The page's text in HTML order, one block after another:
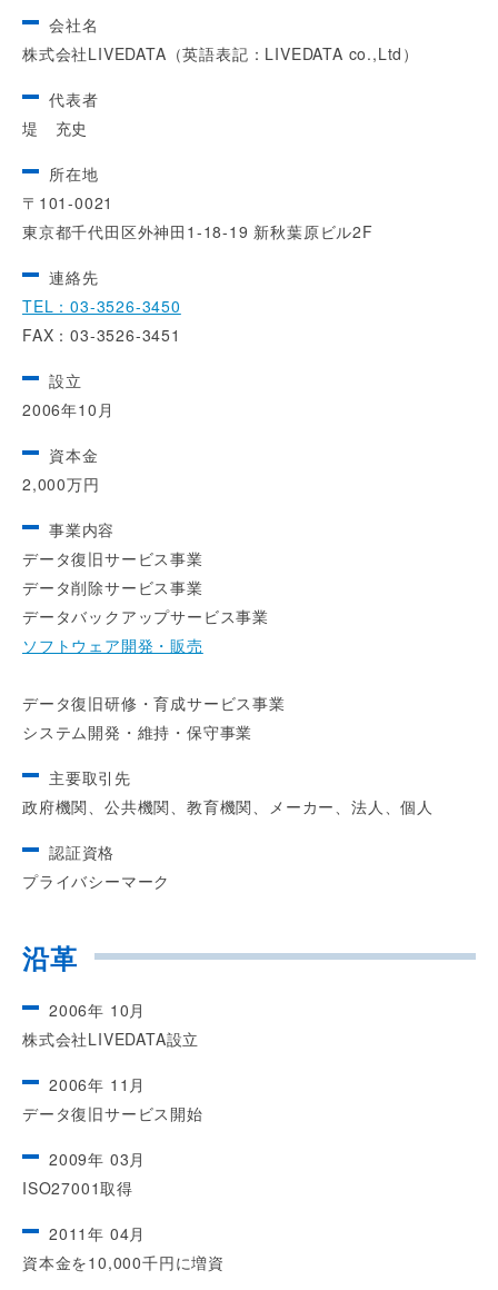
会社名
株式会社LIVEDATA（英語表記：LIVEDATA co.,Ltd）
代表者
堤 充史
所在地
〒101-0021
東京都千代田区外神田1-18-19 新秋葉原ビル2F
連絡先
TEL：03-3526-3450
FAX：03-3526-3451
設立
2006年10月
資本金
2,000万円
事業内容
データ復旧サービス事業
データ削除サービス事業
データバックアップサービス事業
ソフトウェア開発・販売
データ復旧研修・育成サービス事業
システム開発・維持・保守事業
主要取引先
政府機関、公共機関、教育機関、メーカー、法人、個人
認証資格
プライバシーマーク
沿革
2006年 10月
株式会社LIVEDATA設立
2006年 11月
データ復旧サービス開始
2009年 03月
ISO27001取得
2011年 04月
資本金を10,000千円に増資